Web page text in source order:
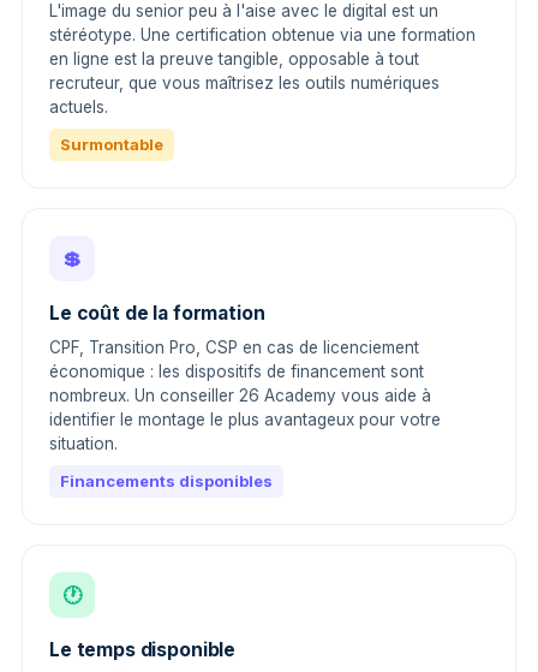
L'image du senior peu à l'aise avec le digital est un
stéréotype. Une certification obtenue via une formation
en ligne est la preuve tangible, opposable à tout
recruteur, que vous maîtrisez les outils numériques
actuels.
Surmontable
💲
Le coût de la formation
CPF, Transition Pro, CSP en cas de licenciement
économique : les dispositifs de financement sont
nombreux. Un conseiller 26 Academy vous aide à
identifier le montage le plus avantageux pour votre
situation.
Financements disponibles
🕐
Le temps disponible